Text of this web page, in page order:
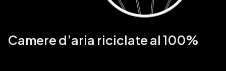
Camere d’aria riciclate al 100%